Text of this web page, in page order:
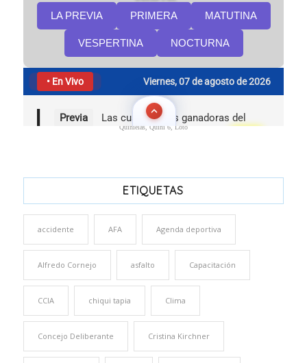
Quinielas, Quini 6, Loto
ETIQUETAS
accidente AFA Agenda deportiva
Alfredo Cornejo asfalto Capacitación
CCIA chiqui tapia Clima
Concejo Deliberante Cristina Kirchner